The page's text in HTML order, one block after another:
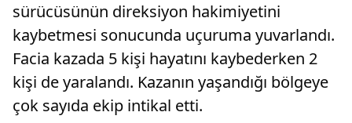
sürücüsünün direksiyon hakimiyetini
kaybetmesi sonucunda uçuruma yuvarlandı.
Facia kazada 5 kişi hayatını kaybederken 2
kişi de yaralandı. Kazanın yaşandığı bölgeye
çok sayıda ekip intikal etti.